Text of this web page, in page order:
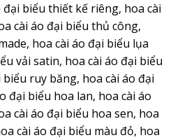
biểu thiết kế riêng, hoa cài
cài áo đại biểu thủ công,
hoa cài áo đại biểu lụa
vải satin, hoa cài áo đại biểu
ruy băng, hoa cài áo đại
đại biểu hoa lan, hoa cài áo
cài áo đại biểu hoa sen, hoa
cài áo đại biểu màu đỏ, hoa